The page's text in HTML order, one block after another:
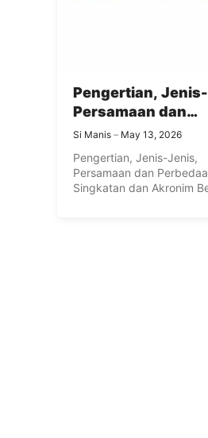
Pengertian,
Persamaan dan
Perbedaan
dan Akronim
Contohnya
Si Manis May 13, 2026
Pengertian, Jenis-Jenis,
Persamaan dan
Singkatan dan Akronim